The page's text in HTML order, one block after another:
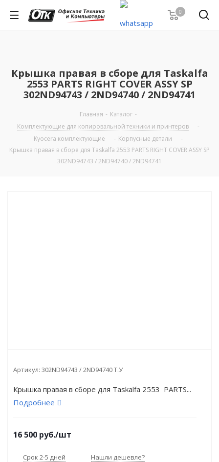
0
Крышка правая в сборе для Taskalfa
2553 PARTS RIGHT COVER ASSY SP
302ND94743 / 2ND94740 / 2ND94741
Главная - Каталог -
Комплектующие для копировальной техники и принтеров
-
Kyocera комплектующие
- Корпусные детали
-
Крышка правая в сборе для Taskalfa 2553 PARTS RIGHT COVER ASSY SP
302ND94743 / 2ND94740 / 2ND94741
Артикул: 302ND94743 / 2ND94740 Т.У
Крышка правая в сборе для Taskalfa 2553 PARTS...
Подробнее
16 500 руб./шт
Срок 2-5 дней Нашли дешевле?